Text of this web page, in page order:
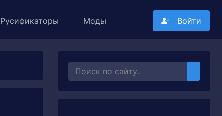
Русификаторы Моды Войти